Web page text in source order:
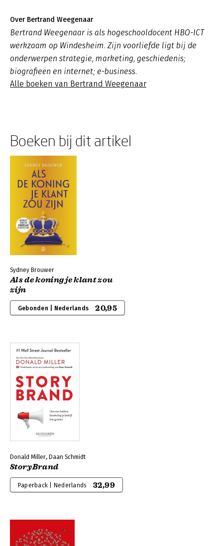
Over Bertrand Weegenaar
Bertrand Weegenaar is als hogeschooldocent HBO-ICT
werkzaam op Windesheim. Zijn voorliefde ligt bij de
onderwerpen strategie, marketing, geschiedenis;
biografieën en internet; e-business.
Alle boeken van Bertrand Weegenaar
Boeken bij dit artikel
Sydney Brouwer
Als de koning je klant zou
zijn
Gebonden | Nederlands 20,95
Donald Miller, Daan Schmidt
StoryBrand
Paperback | Nederlands 32,99